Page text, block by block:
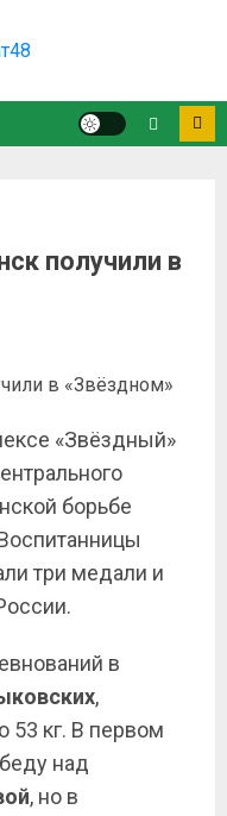
получили в
«Звёздный»
борьбе
три медали и
в
,
53 кг. В первом
над
, но в